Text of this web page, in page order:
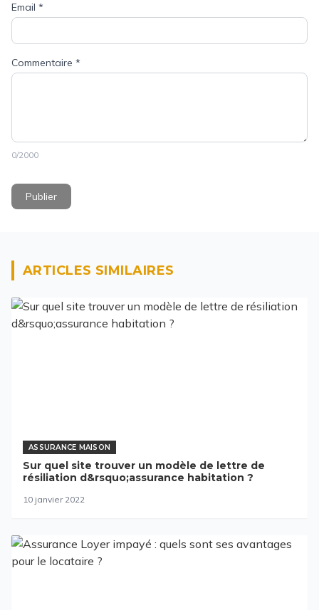
Email *
Commentaire *
0/2000
Publier
ARTICLES SIMILAIRES
ASSURANCE MAISON
Sur quel site trouver un modèle de lettre de
résiliation d&rsquo;assurance habitation ?
10 janvier 2022